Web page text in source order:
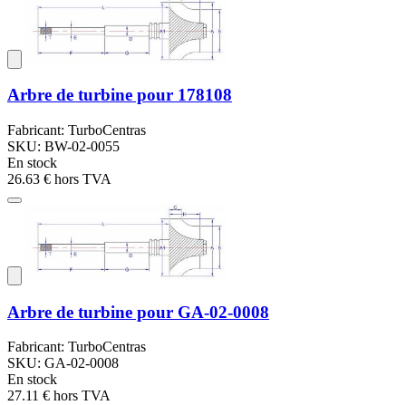
Arbre de turbine pour 178108
Fabricant: TurboCentras
SKU: BW-02-0055
En stock
26.63 € hors TVA
Arbre de turbine pour GA-02-0008
Fabricant: TurboCentras
SKU: GA-02-0008
En stock
27.11 € hors TVA